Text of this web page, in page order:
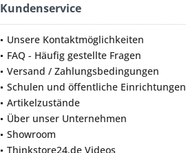
Kundenservice
Unsere Kontaktmöglichkeiten
FAQ - Häufig gestellte Fragen
Versand / Zahlungsbedingungen
Schulen und öffentliche Einrichtungen
Artikelzustände
Über unser Unternehmen
Showroom
Thinkstore24.de Videos